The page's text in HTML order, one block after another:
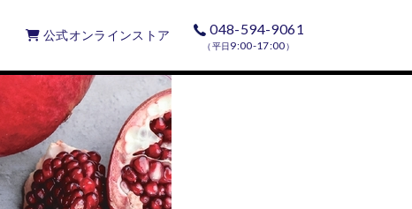
公式オンラインストア 048-594-9061
（平日9:00-17:00）